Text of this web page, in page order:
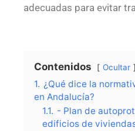
adecuadas para evitar
Contenidos Ocultar
1. ¿Qué dice la
en Andalucía?
1.1. - Plan de
edificios de